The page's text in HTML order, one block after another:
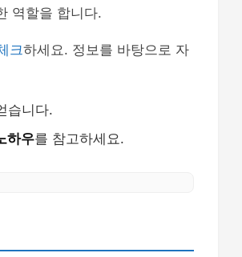
역할을 합니다.
크하세요. 정보를 바탕으로 자
습니다.
하우를 참고하세요.